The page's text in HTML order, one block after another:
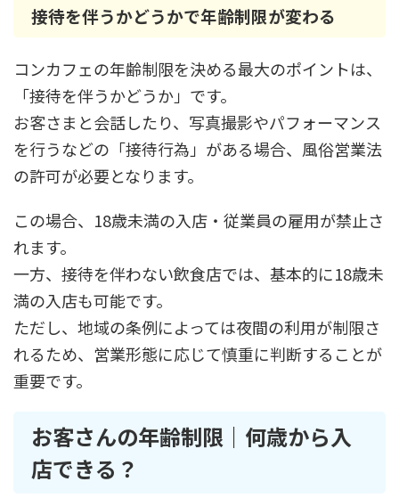
接待を伴うかどうかで年齢制限が変わる
コンカフェの年齢制限を決める最大のポイントは、
「接待を伴うかどうか」です。
お客さまと会話したり、写真撮影やパフォーマンス
を行うなどの「接待行為」がある場合、風俗営業法
の許可が必要となります。
この場合、18歳未満の入店・従業員の雇用が禁止さ
れます。
一方、接待を伴わない飲食店では、基本的に18歳未
満の入店も可能です。
ただし、地域の条例によっては夜間の利用が制限さ
れるため、営業形態に応じて慎重に判断することが
重要です。
お客さんの年齢制限｜何歳から入
店できる？